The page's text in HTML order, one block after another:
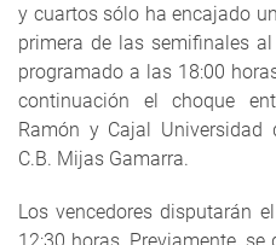
y cuartos sólo ha encajado
primera de las semifinales
programado a las 18:00
continuación el choque
Ramón y Cajal
C.B. Mijas Gamarra.
Los vencedores disputarán
12:30 horas. Previamente,